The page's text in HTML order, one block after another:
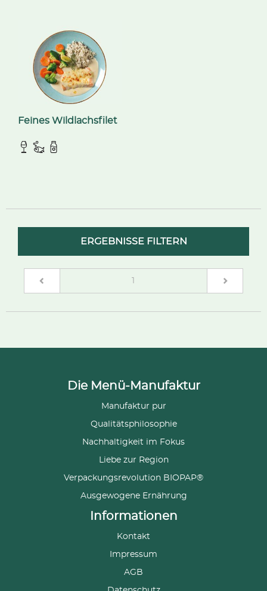
Feines Wildlachsfilet
ERGEBNISSE FILTERN
1
Die Menü-Manufaktur
Manufaktur pur
Qualitätsphilosophie
Nachhaltigkeit im Fokus
Liebe zur Region
Verpackungsrevolution BIOPAP®
Ausgewogene Ernährung
Informationen
Kontakt
Impressum
AGB